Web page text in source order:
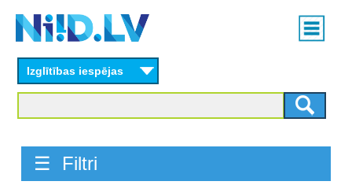
content
Main
menu
Izglītības iespējas
☰ Filtri